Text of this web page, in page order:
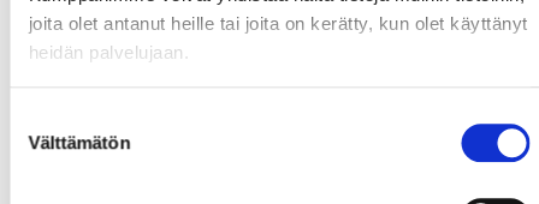
joita olet antanut heille tai joita on kerätty, kun olet käyttänyt
heidän palvelujaan.
valinta
Välttämätön